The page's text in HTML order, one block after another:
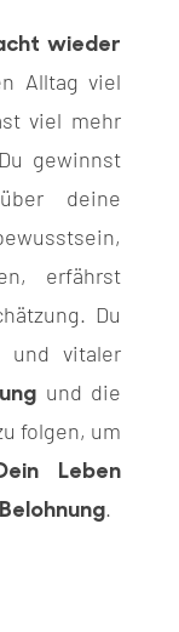
wieder
Alltag viel
viel mehr
gewinnst
deine
erfährst
Du
und vitaler
und die
folgen, um
Leben
.